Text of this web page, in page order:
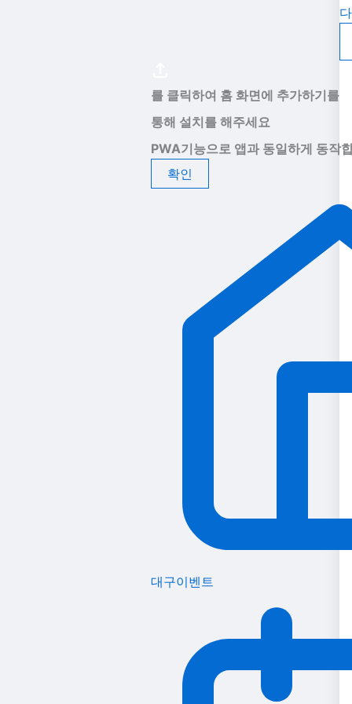
를 클릭하여 홈 화면에 추가하기를
통해 설치를 해주세요
PWA기능으로 앱과 동일하게 동작
확인
대구이벤트